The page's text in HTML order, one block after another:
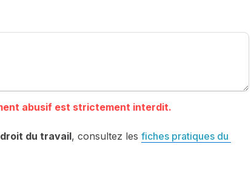
droit du travail, consultez les fiches pratiques du